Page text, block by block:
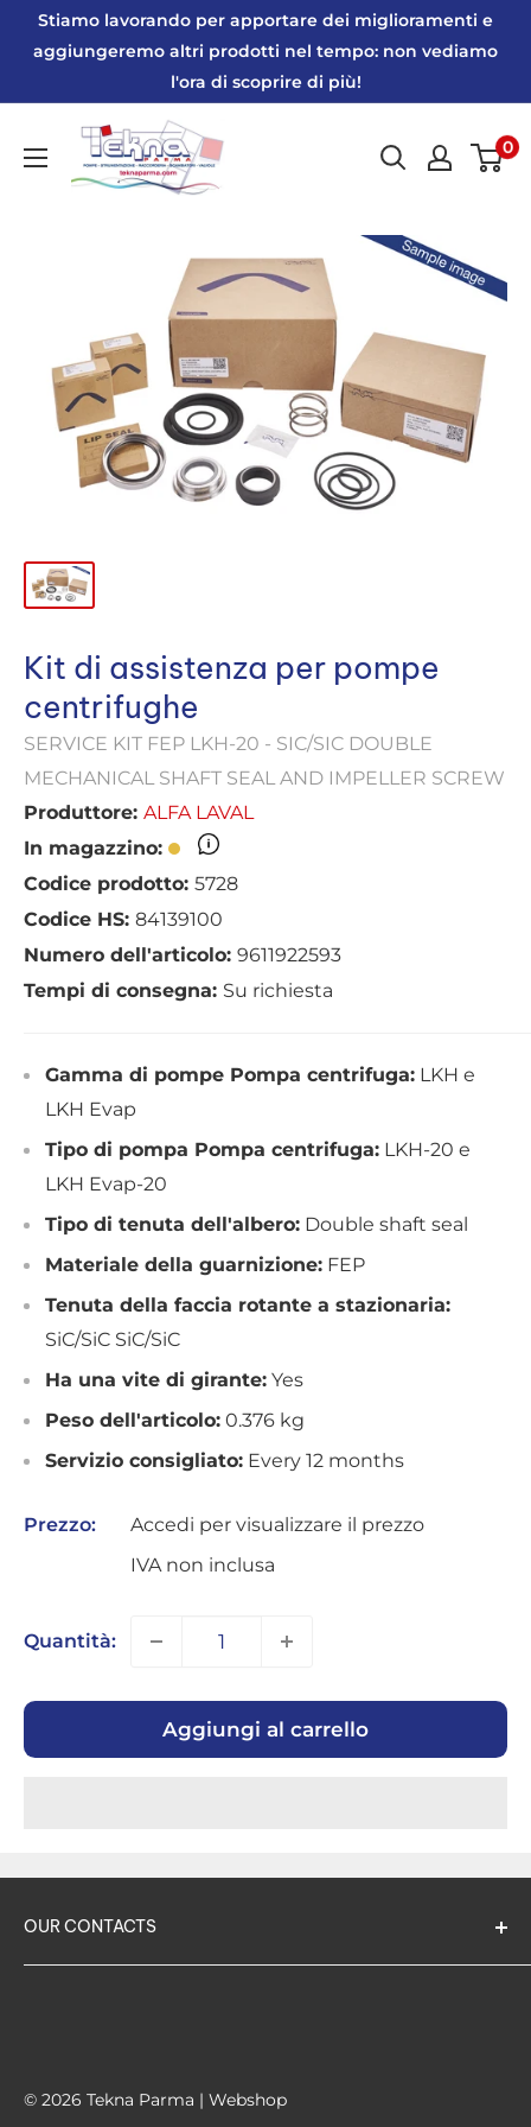
Stiamo lavorando per apportare dei miglioramenti e
aggiungeremo altri prodotti nel tempo: non vediamo
l'ora di scoprire di più!
Tekna
Parma
0
Kit di assistenza per pompe
centrifughe
SERVICE KIT FEP LKH-20 - SIC/SIC DOUBLE
MECHANICAL SHAFT SEAL AND IMPELLER SCREW
Produttore: ALFA LAVAL
In magazzino:
Codice prodotto: 5728
Codice HS: 84139100
Numero dell'articolo: 9611922593
Tempi di consegna: Su richiesta
Gamma di pompe Pompa centrifuga: LKH e
LKH Evap
Tipo di pompa Pompa centrifuga: LKH-20 e
LKH Evap-20
Tipo di tenuta dell'albero: Double shaft seal
Materiale della guarnizione: FEP
Tenuta della faccia rotante a stazionaria:
SiC/SiC SiC/SiC
Ha una vite di girante: Yes
Peso dell'articolo: 0.376 kg
Servizio consigliato: Every 12 months
Prezzo:
Accedi per visualizzare il prezzo
IVA non inclusa
Quantità:
Aggiungi al carrello
OUR CONTACTS
Tel:0521 294824
© 2026 Tekna Parma | Webshop